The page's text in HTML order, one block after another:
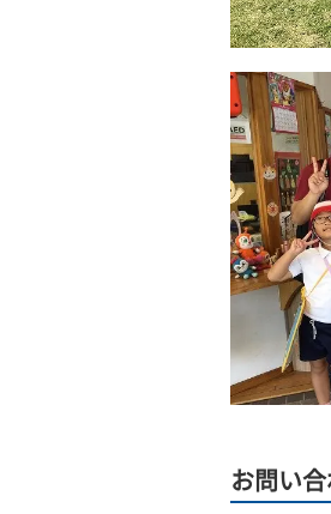
お問い